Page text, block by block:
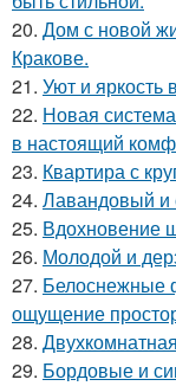
20. Дом с новой
Кракове.
21. Уют и яркость
22. Новая
в настоящий
23. Квартира с
24. Лавандовый и
25. Вдохновение
26. Молодой и
27. Белоснежные
ощущение
28.
29. Бордовые и